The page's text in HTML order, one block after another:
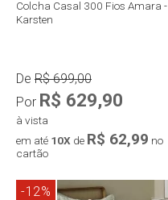
Colcha Casal 300 Fios Amara -
Karsten
De R$ 699,00
Por R$ 629,90
à vista
em até 10X de R$ 62,99 no
cartão
-12%